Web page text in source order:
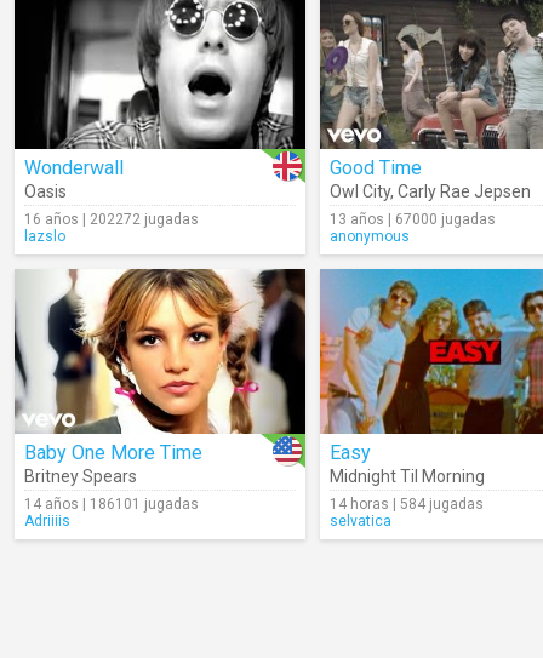
Wonderwall
Oasis
16 años | 202272 jugadas
lazslo
Good Time
Owl City, Carly Rae Jepsen
13 años | 67000 jugadas
anonymous
Baby One More Time
Britney Spears
14 años | 186101 jugadas
Adriiiis
Easy
Midnight Til Morning
14 horas | 584 jugadas
selvatica